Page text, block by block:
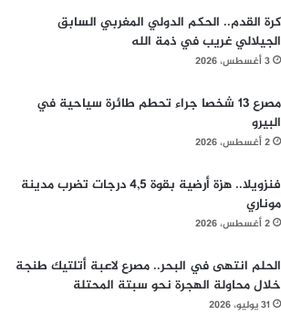
كرة القدم.. الحكم الدولي المغربي السابق
الجيلالي غريب في ذمة الله
3 أغسطس، 2026
مصرع 13 شخصا جراء تحطم طائرة سياحية في
البيرو
2 أغسطس، 2026
فنزويلا.. هزة أرضية بقوة 4,5 درجات تضرب مدينة
موناري
2 أغسطس، 2026
الحلم انتهى في البحر.. مصرع لاعبة أتلتيك طنجة
خلال محاولة الهجرة نحو سبتة المحتلة
31 يوليو، 2026